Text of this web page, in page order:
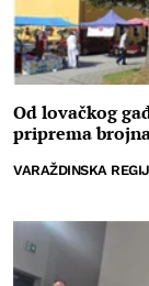
Od lovačkog
priprema
VARAŽDINSKA